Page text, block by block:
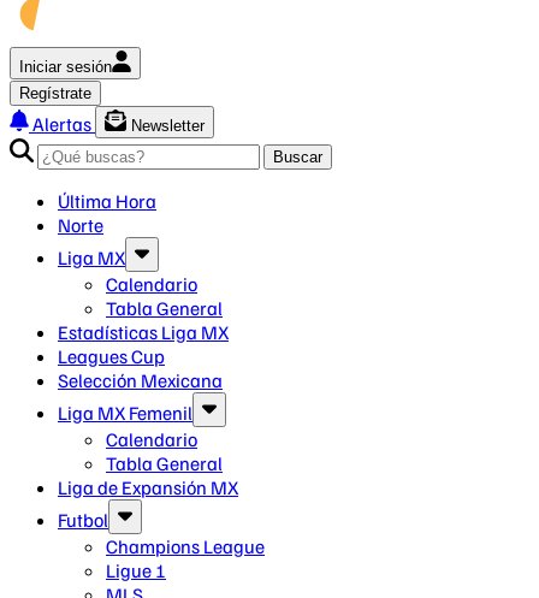
Iniciar sesión
Regístrate
Alertas
Newsletter
Buscar
Última Hora
Norte
Liga MX
Calendario
Tabla General
Estadísticas Liga MX
Leagues Cup
Selección Mexicana
Liga MX Femenil
Calendario
Tabla General
Liga de Expansión MX
Futbol
Champions League
Ligue 1